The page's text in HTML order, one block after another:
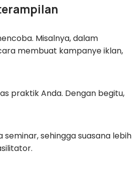
Misalnya, dalam
membuat kampanye iklan,
praktik Anda. Dengan begitu,
sehingga suasana lebih